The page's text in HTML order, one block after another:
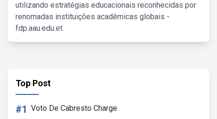
utilizando estratégias educacionais reconhecidas por
renomadas instituições acadêmicas globais -
fdp.aau.edu.et.
Top Post
#1 Voto De Cabresto Charge